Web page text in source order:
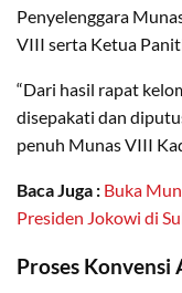
Penyelenggara
VIII serta Ketua
“Dari hasil rapat
disepakati dan
penuh Munas VIII
Baca Juga : Buka
Presiden Jokowi di
Proses Konvensi